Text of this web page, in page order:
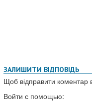
ЗАЛИШИТИ ВІДПОВІДЬ
Щоб відправити коментар
Войти с помощью: